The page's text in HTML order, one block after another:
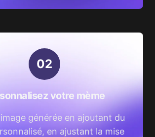
02
votre mème
générée en ajoutant du
en ajustant la mise